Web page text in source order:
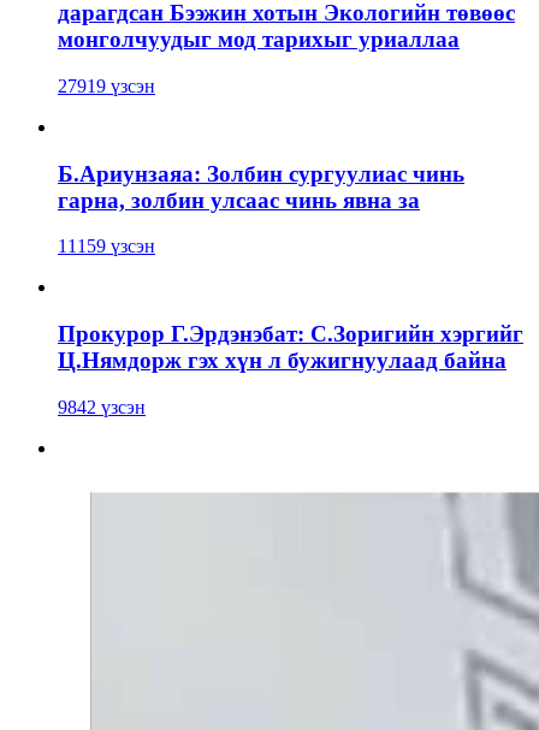
дарагдсан Бээжин хотын Экологийн төвөөс
монголчуудыг мод тарихыг уриаллаа
27919 үзсэн
Б.Ариунзаяа: Золбин сургуулиас чинь
гарна, золбин улсаас чинь явна за
11159 үзсэн
Прокурор Г.Эрдэнэбат: С.Зоригийн хэргийг
Ц.Нямдорж гэх хүн л бужигнуулаад байна
9842 үзсэн